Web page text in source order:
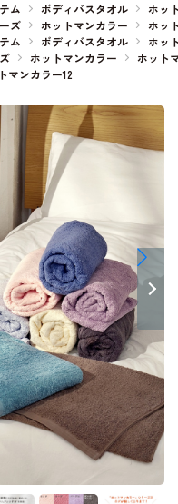
ム ボディバスタオル
ホッ
ズ ホットマンカラー
ホッ
ム ボディバスタオル
ホッ
ホットマンカラー
ホット
マンカラー12